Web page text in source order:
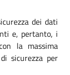
dei dati
e, pertanto, i
la massima
sicurezza per